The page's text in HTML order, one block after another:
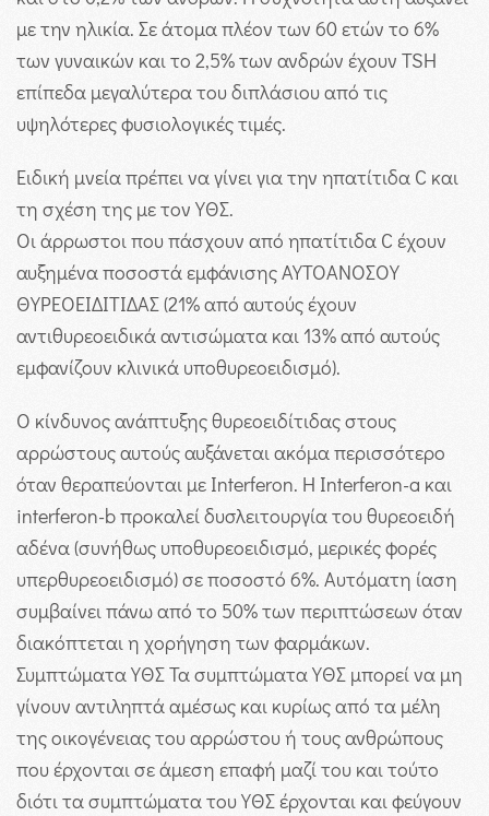
με την ηλικία. Σε άτομα πλέον των 60 ετών το 6%
των γυναικών και το 2,5% των ανδρών έχουν TSH
επίπεδα μεγαλύτερα του διπλάσιου από τις
υψηλότερες φυσιολογικές τιμές.
Ειδική μνεία πρέπει να γίνει για την ηπατίτιδα C και
τη σχέση της με τον ΥΘΣ.
Οι άρρωστοι που πάσχουν από ηπατίτιδα C έχουν
αυξημένα ποσοστά εμφάνισης ΑΥΤΟΑΝΟΣΟΥ
ΘΥΡΕΟΕΙΔΙΤΙΔΑΣ (21% από αυτούς έχουν
αντιθυρεοειδικά αντισώματα και 13% από αυτούς
εμφανίζουν κλινικά υποθυρεοειδισμό).
Ο κίνδυνος ανάπτυξης θυρεοειδίτιδας στους
αρρώστους αυτούς αυξάνεται ακόμα περισσότερο
όταν θεραπεύονται με Interferon. Η Interferon-a και
interferon-b προκαλεί δυσλειτουργία του θυρεοειδή
αδένα (συνήθως υποθυρεοειδισμό, μερικές φορές
υπερθυρεοειδισμό) σε ποσοστό 6%. Αυτόματη ίαση
συμβαίνει πάνω από το 50% των περιπτώσεων όταν
διακόπτεται η χορήγηση των φαρμάκων.
Συμπτώματα ΥΘΣΤα συμπτώματα ΥΘΣ μπορεί να μη
γίνουν αντιληπτά αμέσως και κυρίως από τα μέλη
της οικογένειας του αρρώστου ή τους ανθρώπους
που έρχονται σε άμεση επαφή μαζί του και τούτο
διότι τα συμπτώματα του ΥΘΣ έρχονται και φεύγουν